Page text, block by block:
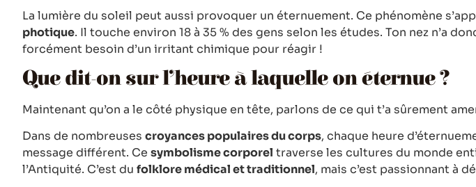
La lumière du soleil peut aussi provoquer un éternuement. Ce phénomène
photique. Il touche environ 18 à 35 % des gens selon les études. Ton nez n’a
forcément besoin d’un irritant chimique pour réagir !
Que dit-on sur l’heure à laquelle on éternue ?
Maintenant qu’on a le côté physique en tête, parlons de ce qui t’a sûrement
Dans de nombreuses croyances populaires du corps, chaque heure
message différent. Ce symbolisme corporel traverse les cultures du monde
l’Antiquité. C’est du folklore médical et traditionnel, mais c’est passionnant à